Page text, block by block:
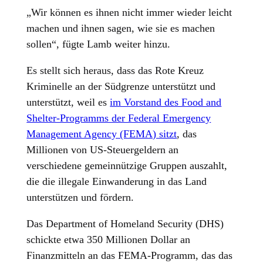
„Wir können es ihnen nicht immer wieder leicht
machen und ihnen sagen, wie sie es machen
sollen“, fügte Lamb weiter hinzu.
Es stellt sich heraus, dass das Rote Kreuz
Kriminelle an der Südgrenze unterstützt und
unterstützt, weil esim Vorstand des Food and
Shelter-Programms der Federal Emergency
Management Agency (FEMA) sitzt, das
Millionen von US-Steuergeldern an
verschiedene gemeinnützige Gruppen auszahlt,
die die illegale Einwanderung in das Land
unterstützen und fördern.
Das Department of Homeland Security (DHS)
schickte etwa 350 Millionen Dollar an
Finanzmitteln an das FEMA-Programm, das das